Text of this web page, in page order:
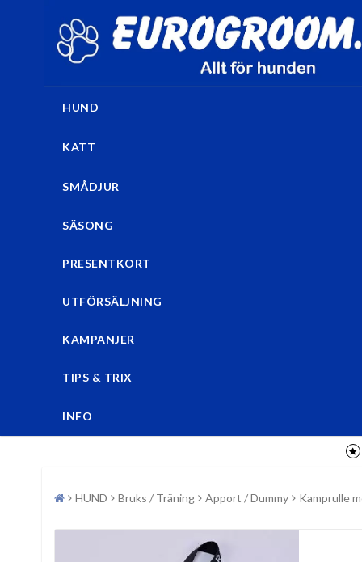
HUND
KATT
SMÅDJUR
SÄSONG
PRESENTKORT
UTFÖRSÄLJNING
KAMPANJER
TIPS & TRIX
INFO
HUND Bruks / Träning Apport / Dummy Kamprulle